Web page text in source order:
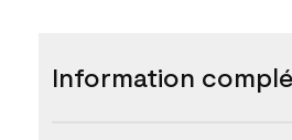
Information